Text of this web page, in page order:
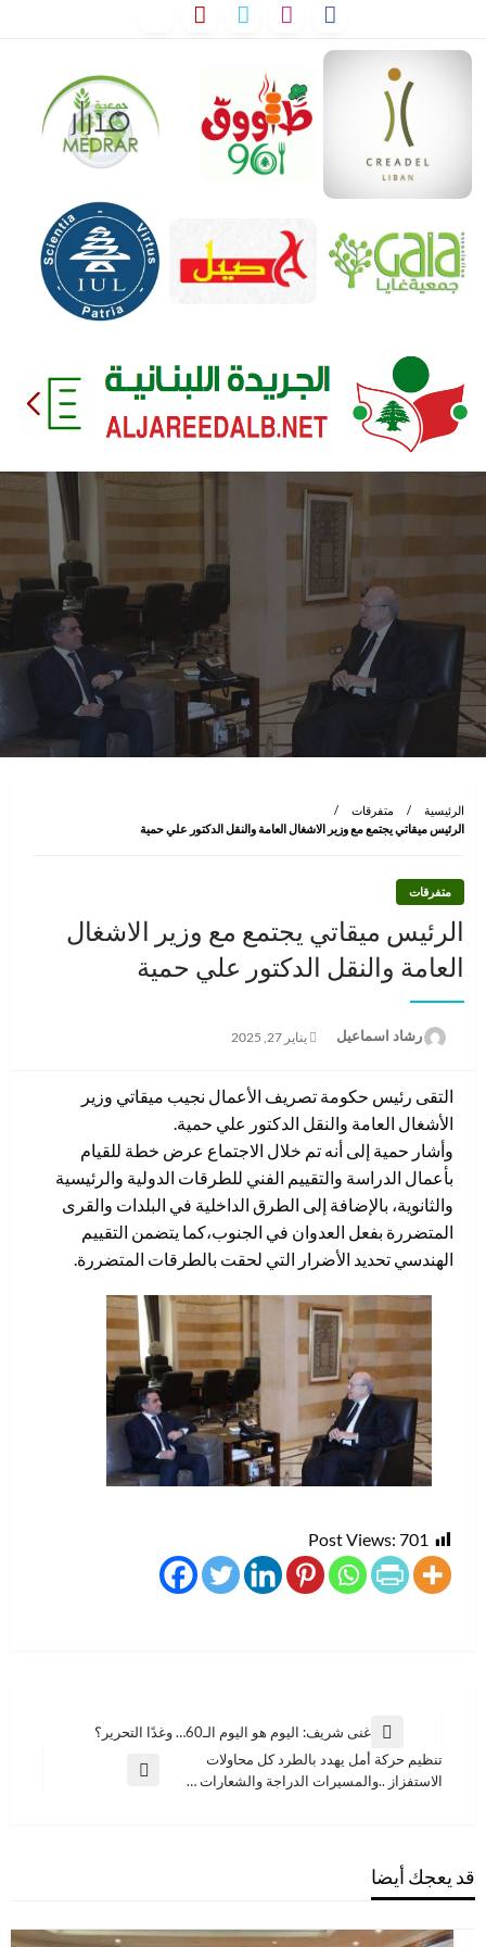
إلى
اللبنانية
الرئيسية
متفرقات
الرئيس ميقاتي يجتمع مع وزير الاشغال العامة والنقل الدكتور علي حمية
متفرقات
الرئيس ميقاتي يجتمع مع وزير الاشغال
العامة والنقل الدكتور علي حمية
رشاد اسماعيل
نُشر
يناير 27, 2025
التقى رئيس حكومة تصريف الأعمال نجيب ميقاتي وزير
الأشغال العامة والنقل الدكتور علي حمية.
وأشار حمية إلى أنه تم خلال الاجتماع عرض خطة للقيام
بأعمال الدراسة والتقييم الفني للطرقات الدولية والرئيسية
والثانوية، بالإضافة إلى الطرق الداخلية في البلدات والقرى
المتضررة بفعل العدوان في الجنوب،كما يتضمن التقييم
الهندسي تحديد الأضرار التي لحقت بالطرقات المتضررة.
Post Views: 701
المقالات
المقالة
السابقة
غنى شريف: اليوم هو اليوم الـ60… وغدًا التحرير؟
المقالة
تنظيم حركة أمل يهدد بالطرد كل محاولات
الاستفزاز ..والمسيرات الدراجة والشعارات …
قد يعجك أيضا